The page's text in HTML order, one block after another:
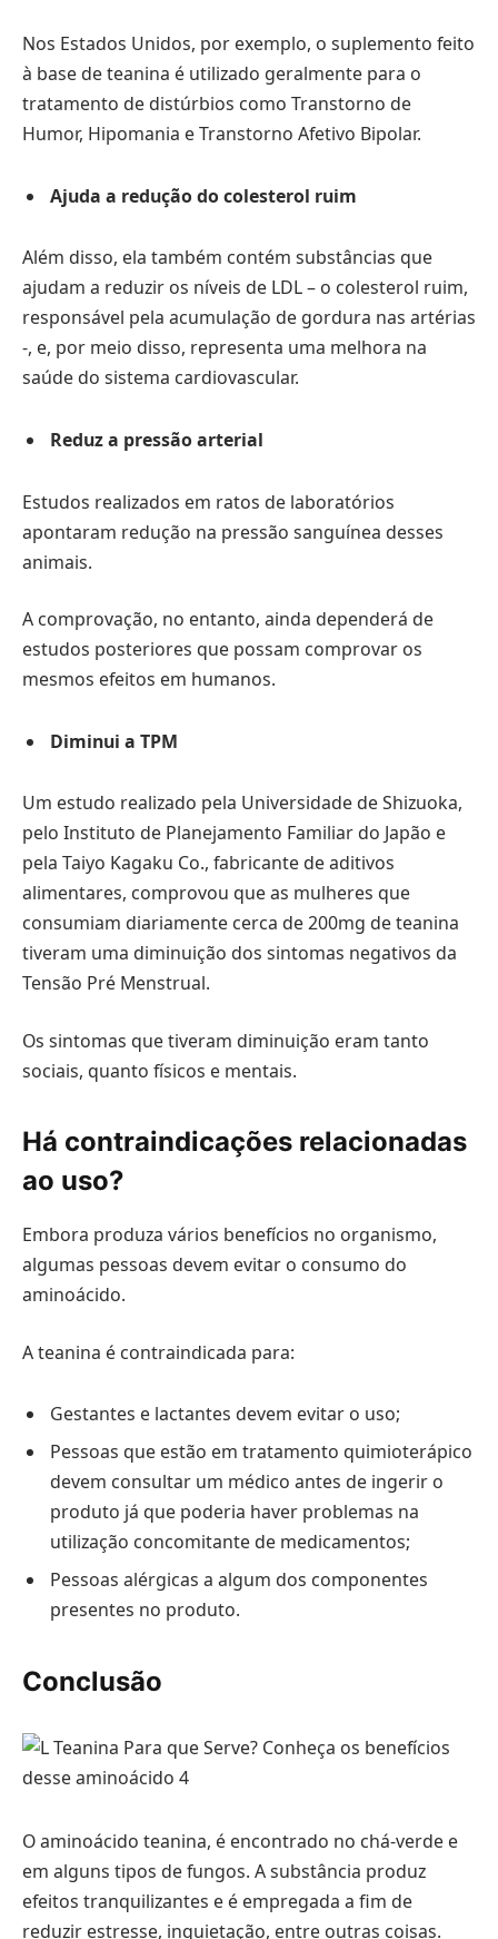
Nos Estados Unidos, por exemplo, o suplemento feito
à base de teanina é utilizado geralmente para o
tratamento de distúrbios como Transtorno de
Humor, Hipomania e Transtorno Afetivo Bipolar.
Ajuda a redução do colesterol ruim
Além disso, ela também contém substâncias que
ajudam a reduzir os níveis de LDL – o colesterol ruim,
responsável pela acumulação de gordura nas artérias
-, e, por meio disso, representa uma melhora na
saúde do sistema cardiovascular.
Reduz a pressão arterial
Estudos realizados em ratos de laboratórios
apontaram redução na pressão sanguínea desses
animais.
A comprovação, no entanto, ainda dependerá de
estudos posteriores que possam comprovar os
mesmos efeitos em humanos.
Diminui a TPM
Um estudo realizado pela Universidade de Shizuoka,
pelo Instituto de Planejamento Familiar do Japão e
pela Taiyo Kagaku Co., fabricante de aditivos
alimentares, comprovou que as mulheres que
consumiam diariamente cerca de 200mg de teanina
tiveram uma diminuição dos sintomas negativos da
Tensão Pré Menstrual.
Os sintomas que tiveram diminuição eram tanto
sociais, quanto físicos e mentais.
Há contraindicações relacionadas
ao uso?
Embora produza vários benefícios no organismo,
algumas pessoas devem evitar o consumo do
aminoácido.
A teanina é contraindicada para:
Gestantes e lactantes devem evitar o uso;
Pessoas que estão em tratamento quimioterápico
devem consultar um médico antes de ingerir o
produto já que poderia haver problemas na
utilização concomitante de medicamentos;
Pessoas alérgicas a algum dos componentes
presentes no produto.
Conclusão
O aminoácido teanina, é encontrado no chá-verde e
em alguns tipos de fungos. A substância produz
efeitos tranquilizantes e é empregada a fim de
reduzir estresse, inquietação, entre outras coisas.